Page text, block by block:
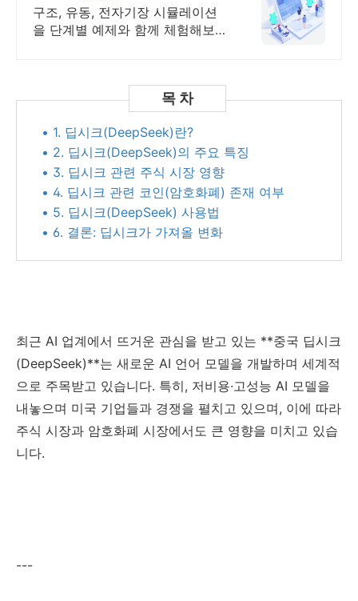
ANSYS등 CAE 무료자료
구조, 유동, 전자기장 시뮬레이션
을 단계별 예제와 함께 체험해보세
• 1. 딥시크(DeepSeek)란?
• 2. 딥시크(DeepSeek)의 주요 특징
• 3. 딥시크 관련 주식 시장 영향
• 4. 딥시크 관련 코인(암호화폐) 존재 여부
• 5. 딥시크(DeepSeek) 사용법
• 6. 결론: 딥시크가 가져올 변화
최근 AI 업계에서 뜨거운 관심을 받고 있는 **중국 딥시크
(DeepSeek)**는 새로운 AI 언어 모델을 개발하며 세계적
으로 주목받고 있습니다. 특히, 저비용·고성능 AI 모델을
내놓으며 미국 기업들과 경쟁을 펼치고 있으며, 이에 따라
주식 시장과 암호화폐 시장에서도 큰 영향을 미치고 있습
니다.
---